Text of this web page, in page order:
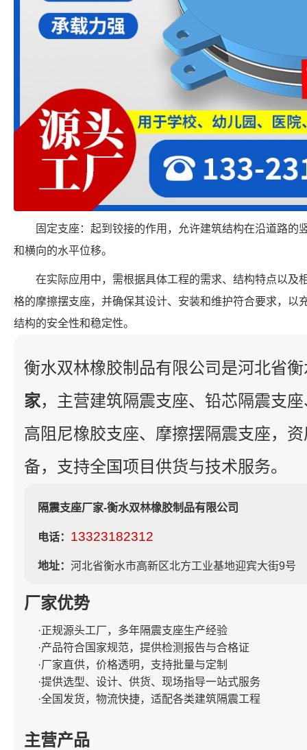
固定支座：起到铰接的作用，允许建筑结构在沿道路的
和横向的水平位移。
在实际应用中，需根据具体工程的需求、结构特点以及
格的摩擦摆支座，并确保其设计、安装和维护符合要求，以
结构的安全性和稳定性。
衡水双林橡胶制品有限公司是河北省
家，主营建筑隔震支座、铅芯隔震支
高阻尼橡胶支座、摩擦摆隔震支座，
备，支持全国项目供货与技术服务。
隔震支座厂家-衡水双林橡胶制品有限公司
电话： 13323182312
地址： 河北省衡水市高新区北方工业基地迎宾大街9号
厂家优势
·正规源头工厂，多年隔震支座生产经验
·产品符合国家规范，提供检测报告与合格证
·厂家直供，价格透明，支持批量与定制
·提供选型、设计、供货、现场指导一站式服务
·全国发货，物流快捷，适配各类建筑隔震工程
主营产品